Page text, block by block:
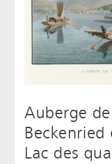
Auberge
Lac des